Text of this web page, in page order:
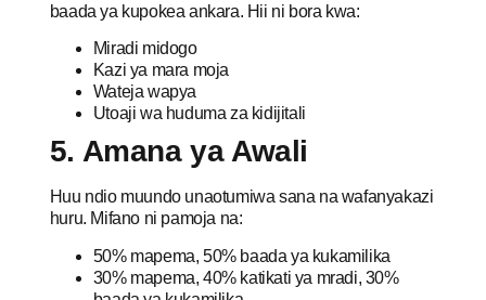
baada ya kupokea ankara. Hii ni bora kwa:
Miradi midogo
Kazi ya mara moja
Wateja wapya
Utoaji wa huduma za kidijitali
5. Amana ya Awali
Huu ndio muundo unaotumiwa sana na wafanyakazi
huru. Mifano ni pamoja na:
50% mapema, 50% baada ya kukamilika
30% mapema, 40% katikati ya mradi, 30%